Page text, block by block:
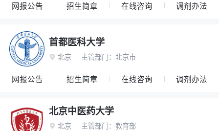
网报公告 招生简章 在线咨询 调剂办法
首都医科大学
 北京 主管部门： 北京市
网报公告 招生简章 在线咨询 调剂办法
北京中医药大学
 北京 主管部门： 教育部